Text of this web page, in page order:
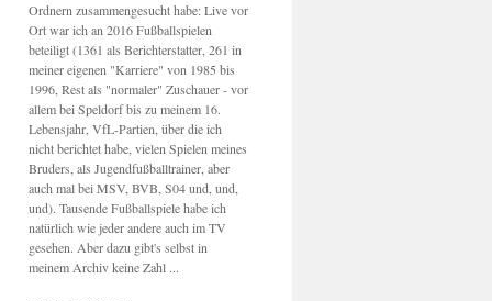
Ordnern zusammengesucht habe: Live vor
Ort war ich an 2016 Fußballspielen
beteiligt (1361 als Berichterstatter, 261 in
meiner eigenen "Karriere" von 1985 bis
1996, Rest als "normaler" Zuschauer - vor
allem bei Speldorf bis zu meinem 16.
Lebensjahr, VfL-Partien, über die ich
nicht berichtet habe, vielen Spielen meines
Bruders, als Jugendfußballtrainer, aber
auch mal bei MSV, BVB, S04 und, und,
und). Tausende Fußballspiele habe ich
natürlich wie jeder andere auch im TV
gesehen. Aber dazu gibt's selbst in
meinem Archiv keine Zahl ...